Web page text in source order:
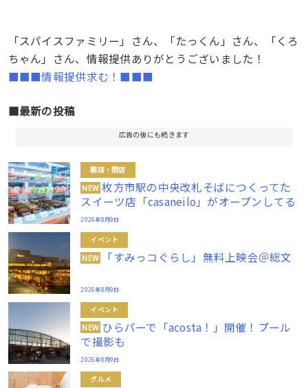
「スパイスファミリー」さん、「たっくん」さん、「くろ
ちゃん」さん、情報提供ありがとうございました！
■■■情報提供求む！■■■
■最新の投稿
広告の後にも続きます
開店・閉店
NEW 枚方市駅の中央改札そばにつくってた
スイーツ店「casaneilo」がオープンしてる
2026年8月9日
イベント
NEW 「すみっコぐらし」無料上映会＠総文
2026年8月9日
イベント
NEW ひらパーで「acosta！」開催！プール
で撮影も
2026年8月9日
グルメ